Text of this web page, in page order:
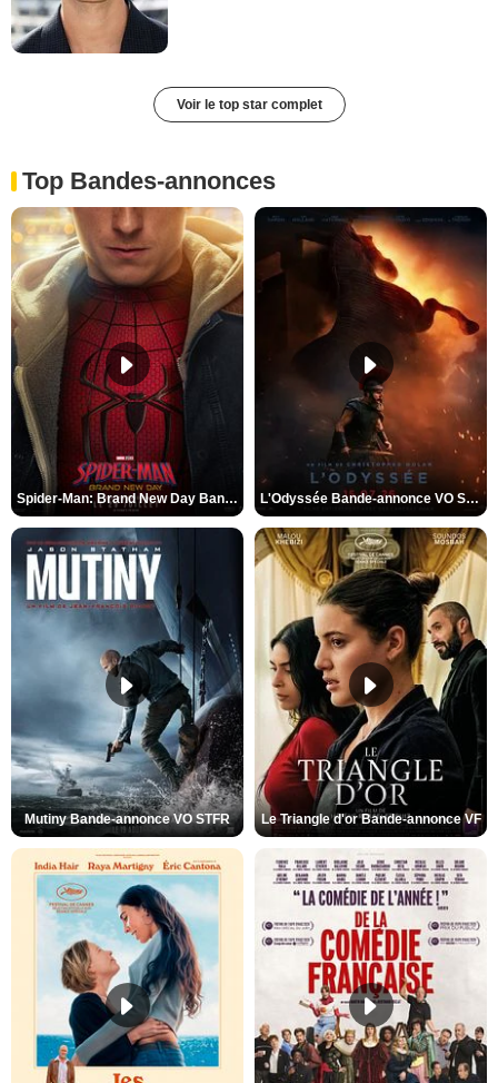
Voir le top star complet
Top Bandes-annonces
Spider-Man: Brand New Day Bande-annonce VO STFR L'Odyssée Bande-annonce VO STFR
Mutiny Bande-annonce VO STFR Le Triangle d'or Bande-annonce VF